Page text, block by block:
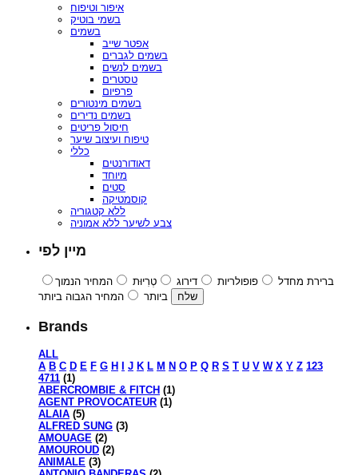
איפור וטיפוח
בשמי בוטיק
בשמים
אפטר שייב
בשמים לגברים
בשמים לנשים
טסטרים
פרפיום
בשמים מינטורים
בשמים נדירים
חיסול פריטים
טיפוח ועיצוב שיער
כללי
דאודורנטים
מיוחד
סטים
קוסמטיקה
ללא קטגוריה
צבע לשיער ללא אמוניה
מיין לפי
ברירת מחדל פופולריות דירוג טְרִיוּת
המחיר הנמוך
ביותר
המחיר הגבוה ביותר
Brands
ALL
A B C D E F G H I J K L M N O P Q R S T U V W X Y Z 123
4711 (1)
ABERCROMBIE & FITCH (1)
AGENT PROVOCATEUR (1)
ALAIA (5)
ALFRED SUNG (3)
AMOUAGE (2)
AMOUROUD (2)
ANIMALE (3)